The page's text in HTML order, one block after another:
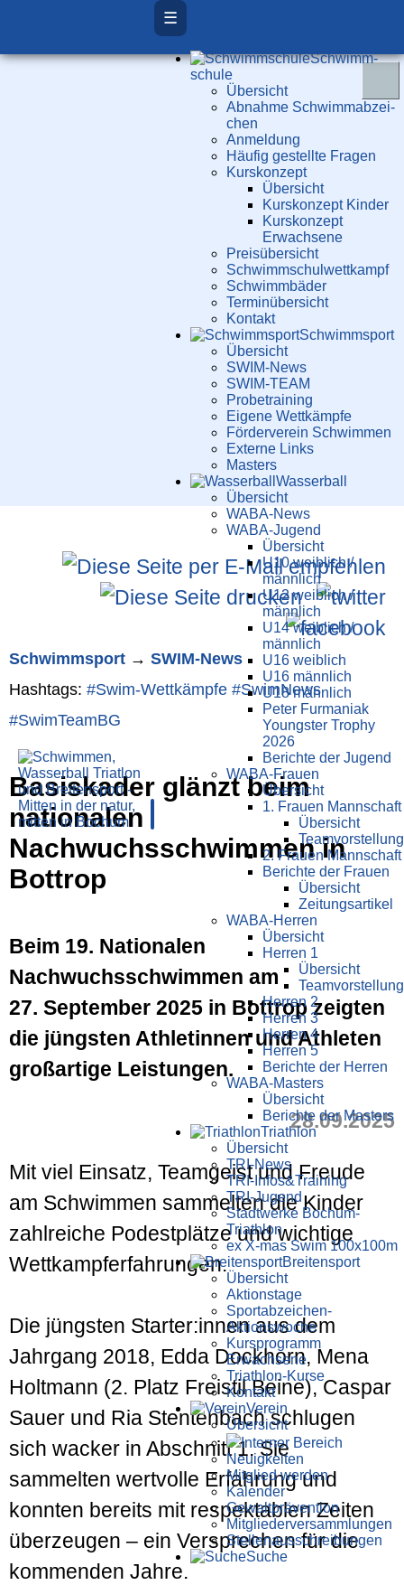
☰
Schwimm­
schule
Übersicht
Ab­nah­me Schwimm­ab­zei­
chen
Anmeldung
Häufig gestellte Fragen
Kurs­konzept
Übersicht
Kurskonzept Kinder
Kurskonzept
Erwachsene
Preis­über­sicht
Schwimm­schul­wett­kampf
Schwimm­bäder
Terminübersicht
Kontakt
Schwimm­sport
Übersicht
SWIM-News
SWIM-TEAM
Probe­training
Eigene Wettkämpfe
Förderverein Schwimmen
Externe Links
Masters
Wasser­ball
Übersicht
WABA-News
WABA-Jugend
Übersicht
U10 weiblich /
männlich
U12 weiblich /
männlich
U14 weiblich /
männlich
U16 weiblich
U16 männlich
U18 männlich
Peter Furmaniak
Youngster Trophy
2026
Berichte der Jugend
WABA-Frauen
Übersicht
1. Frauen Mannschaft
Übersicht
Teamvorstellung
2. Frauen Mannschaft
Berichte der Frauen
Übersicht
Zeitungsartikel
WABA-Herren
Übersicht
Herren 1
Übersicht
Teamvorstellung
Herren 2
Herren 3
Herren 4
Herren 5
Berichte der Herren
WABA-Masters
Übersicht
Berichte der Masters
Triathlon
Übersicht
TRI-News
TRI-Infos&Training
TRI-Jugend
Stadtwerke Bochum-
Triathlon
ex X-mas Swim 100x100m
Breiten­sport
Übersicht
Aktionstage
Sportabzeichen-
Aktionswoche
Kursprogramm
Erwachsene
Triathlon-Kurse
Kontakt
Verein
Übersicht
Interner Bereich
Neuigkeiten
Mitglied werden
Kalender
Gewaltprävention
Mitglieder­versammlungen
Stellen­aus­schrei­bungen
Suche
Schwimm­sport → SWIM-News
Hashtags: #Swim-Wett­kämpfe #SwimNews
#SwimTeamBG
Basiskader glänzt beim
nationalen
Nachwuchsschwimmen in
Bottrop
Beim 19. Nationalen
Nachwuchsschwimmen am
27. September 2025 in Bottrop zeigten
die jüngsten Athletinnen und Athleten
großartige Leistungen.
28.09.2025
Mit viel Einsatz, Teamgeist und Freude
am Schwimmen sammelten die Kinder
zahlreiche Podestplätze und wichtige
Wettkampferfahrungen.
Die jüngsten Starter:innen aus dem
Jahrgang 2018, Edda Dockhorn, Mena
Holtmann (2. Platz Freistil Beine), Caspar
Sauer und Ria Stentenbach schlugen
sich wacker in Abschnitt 1. Sie
sammelten wertvolle Erfahrung und
konnten bereits mit respektablen Zeiten
überzeugen – ein Versprechen für die
kommenden Jahre.